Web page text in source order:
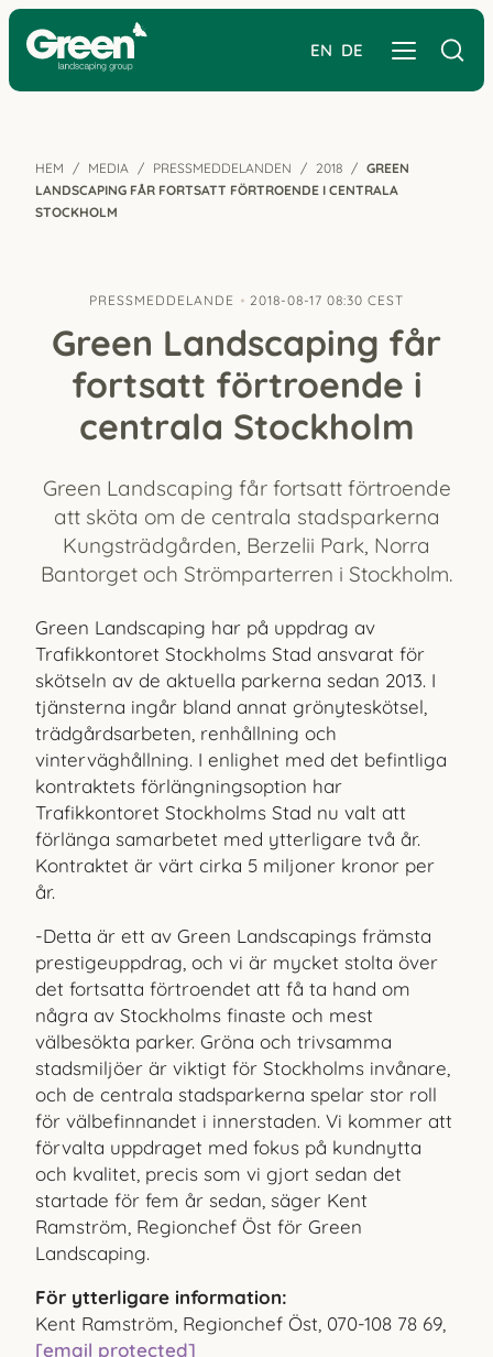
EN DE
HEM MEDIA PRESSMEDDELANDEN 2018
GREEN
LANDSCAPING FÅR FORTSATT FÖRTROENDE I CENTRALA
STOCKHOLM
PRESSMEDDELANDE 2018-08-17 08:30 CEST
Green Landscaping får
fortsatt förtroende i
centrala Stockholm
Green Landscaping får fortsatt förtroende
att sköta om de centrala stadsparkerna
Kungsträdgården, Berzelii Park, Norra
Bantorget och Strömparterren i Stockholm.
Green Landscaping har på uppdrag av
Trafikkontoret Stockholms Stad ansvarat för
skötseln av de aktuella parkerna sedan 2013. I
tjänsterna ingår bland annat grönyteskötsel,
trädgårdsarbeten, renhållning och
vinterväghållning. I enlighet med det befintliga
kontraktets förlängningsoption har
Trafikkontoret Stockholms Stad nu valt att
förlänga samarbetet med ytterligare två år.
Kontraktet är värt cirka 5 miljoner kronor per
år.
-Detta är ett av Green Landscapings främsta
prestigeuppdrag, och vi är mycket stolta över
det fortsatta förtroendet att få ta hand om
några av Stockholms finaste och mest
välbesökta parker. Gröna och trivsamma
stadsmiljöer är viktigt för Stockholms invånare,
och de centrala stadsparkerna spelar stor roll
för välbefinnandet i innerstaden. Vi kommer att
förvalta uppdraget med fokus på kundnytta
och kvalitet, precis som vi gjort sedan det
startade för fem år sedan, säger Kent
Ramström, Regionchef Öst för Green
Landscaping.
För ytterligare information:
Kent Ramström, Regionchef Öst, 070-108 78 69,
[email protected]